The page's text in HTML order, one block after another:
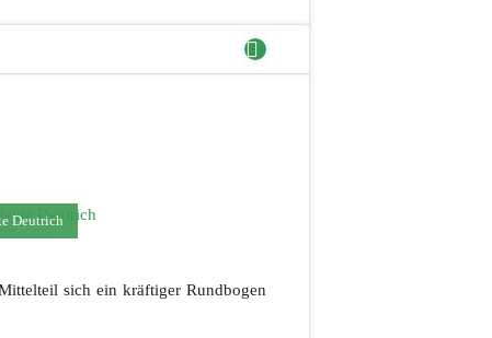
Deutrich
sich ein kräftiger Rundbogen